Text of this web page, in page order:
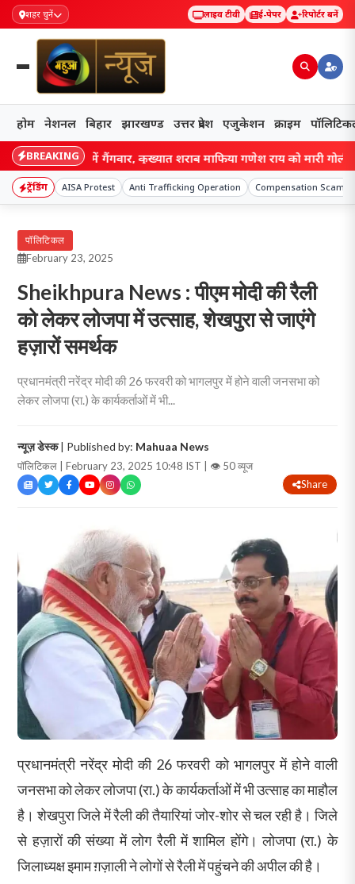
शहर चुनें लाइव टीवी ई-पेपर रिपोर्टर बनें
होम नेशनल बिहार झारखण्ड उत्तर प्रदेश एजुकेशन क्राइम
BREAKING
सीतामढ़ी में गैंगवार, कुख्यात शराब माफिया गणेश राय को मारी गोली, पेट
ट्रेंडिंग AISA Protest Anti Trafficking Operation Compensation Scam
पॉलिटिकल
February 23, 2025
Sheikhpura News : पीएम मोदी की रैली
को लेकर लोजपा में उत्साह, शेखपुरा से जाएंगे
हज़ारों समर्थक
प्रधानमंत्री नरेंद्र मोदी की 26 फरवरी को भागलपुर में होने वाली जनसभा को
लेकर लोजपा (रा.) के कार्यकर्ताओं में भी...
न्यूज़ डेस्क| Published by: Mahuaa News
पॉलिटिकल | February 23, 2025 10:48 IST | 👁 50 व्यूज
Share
प्रधानमंत्री नरेंद्र मोदी की 26 फरवरी को भागलपुर में होने वाली
जनसभा को लेकर लोजपा (रा.) के कार्यकर्ताओं में भी उत्साह का माहौल
है। शेखपुरा जिले में रैली की तैयारियां जोर-शोर से चल रही है। जिले
से हज़ारों की संख्या में लोग रैली में शामिल होंगे। लोजपा (रा.) के
जिलाध्यक्ष इमाम ग़ज़ाली ने लोगों से रैली में पहुंचने की अपील की है।